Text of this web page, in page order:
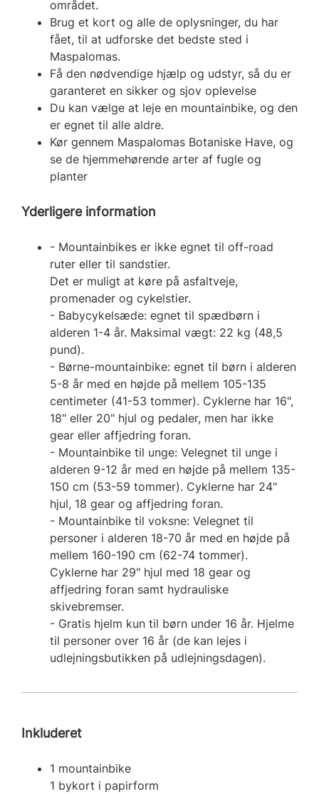
området.
Brug et kort og alle de oplysninger, du har
fået, til at udforske det bedste sted i
Maspalomas.
Få den nødvendige hjælp og udstyr, så du er
garanteret en sikker og sjov oplevelse
Du kan vælge at leje en mountainbike, og den
er egnet til alle aldre.
Kør gennem Maspalomas Botaniske Have, og
se de hjemmehørende arter af fugle og
planter
Yderligere information
- Mountainbikes er ikke egnet til off-road
ruter eller til sandstier.
Det er muligt at køre på asfaltveje,
promenader og cykelstier.
- Babycykelsæde: egnet til spædbørn i
alderen 1-4 år. Maksimal vægt: 22 kg (48,5
pund).
- Børne-mountainbike: egnet til børn i alderen
5-8 år med en højde på mellem 105-135
centimeter (41-53 tommer). Cyklerne har 16",
18" eller 20" hjul og pedaler, men har ikke
gear eller affjedring foran.
- Mountainbike til unge: Velegnet til unge i
alderen 9-12 år med en højde på mellem 135-
150 cm (53-59 tommer). Cyklerne har 24"
hjul, 18 gear og affjedring foran.
- Mountainbike til voksne: Velegnet til
personer i alderen 18-70 år med en højde på
mellem 160-190 cm (62-74 tommer).
Cyklerne har 29" hjul med 18 gear og
affjedring foran samt hydrauliske
skivebremser.
- Gratis hjelm kun til børn under 16 år. Hjelme
til personer over 16 år (de kan lejes i
udlejningsbutikken på udlejningsdagen).
Inkluderet
1 mountainbike
1 bykort i papirform